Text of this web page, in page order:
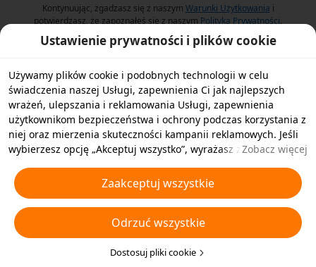
Kontynuując, zgadzasz się z naszym Warunki Użytkowania i
potwierdzasz, że zapoznałeś się z naszym Polityka Prywatności.
Ustawienie prywatności i plików cookie
Używamy plików cookie i podobnych technologii w celu
świadczenia naszej Usługi, zapewnienia Ci jak najlepszych
wrażeń, ulepszania i reklamowania Usługi, zapewnienia
użytkownikom bezpieczeństwa i ochrony podczas korzystania z
niej oraz mierzenia skuteczności kampanii reklamowych. Jeśli
wybierzesz opcję „Akceptuj wszystko”, wyrażasz zgodę na
oraz podobnych technologii na Twoim urządzeniu w celach
reklamowych. Możesz także wybrać opcję „Odrzucić wszystkie”,
aby odrzucić wszystkie nieistotne pliki cookie lub wybrać typy
plików cookie, które chcesz zaakceptować albo wyłączyć,
klikając opcję „Dostosuj pliki cookie” poniżej lub w dowolnej
chwili w ustawieniach prywatności. Aby uzyskać więcej
Zobacz więcej
Zaakceptuj wszystkie
Odrzuć wszystkie
Dostosuj pliki cookie